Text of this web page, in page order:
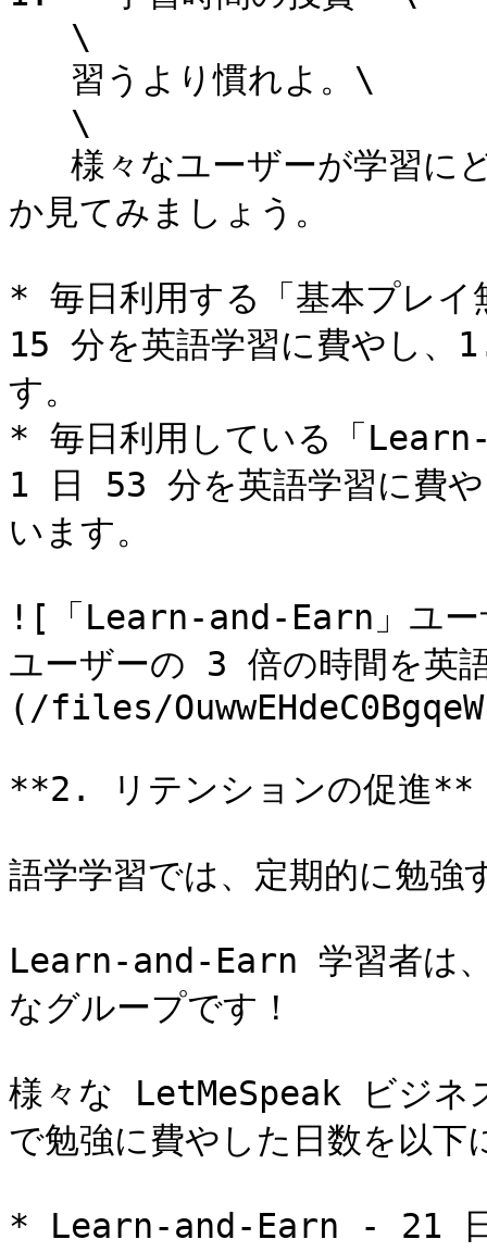
か見てみましょう。
* 毎日利用する「基本プレ
15 分を英語学習に費やし、
す。
* 毎日利用している「
1 日 53 分を英語学習に費
います。
![「Learn-and-Earn」ユー
ユーザーの 3 倍の時間を英
(/files/
**2. リテンションの促進**
語学学習では、定期的に勉強
Learn-and-Earn 学習者は、
なグループです！
様々な LetMeSpeak ビジネ
で勉強に費やした日数を以下
* Learn-and-Earn - 21